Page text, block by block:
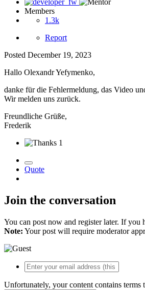
Members
1.3k
Report
Posted December 19, 2023
Hallo Olexandr Yefymenko,
danke für die Fehlermeldung, das Video
Wir melden uns zurück.
Freundliche Grüße,
Frederik
1
Quote
Join the conversation
You can post now and register later. If you
Note: Your post will require moderator
Unfortunately, your content contains